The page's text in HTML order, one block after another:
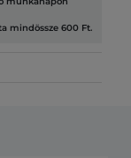
mindössze 600 Ft.